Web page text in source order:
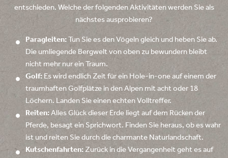
entschieden. Welche der folgenden Aktivitäten werden Sie als
nächstes ausprobieren?
Paragleiten: Tun Sie es den Vögeln gleich und heben Sie ab.
Die umliegende Bergwelt von oben zu bewundern bleibt
nicht mehr nur ein Traum.
Golf: Es wird endlich Zeit für ein Hole-in-one auf einem der
traumhaften Golfplätze in den Alpen mit acht oder 18
Löchern. Landen Sie einen echten Volltreffer.
Reiten: Alles Glück dieser Erde liegt auf dem Rücken der
Pferde, besagt ein Sprichwort. Finden Sie heraus, ob es wahr
ist und reiten Sie durch die charmante Naturlandschaft.
Kutschenfahrten: Zurück in die Vergangenheit geht es auf